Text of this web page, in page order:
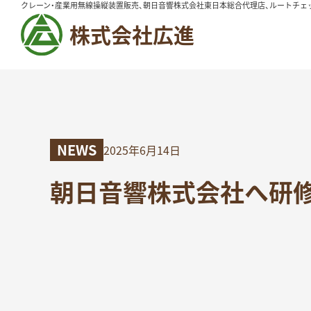
クレーン・産業用無線操縦装置販売、朝日音響株式会社東日本総合代理店、ルートチェ
株式会社広進
NEWS 2025年6月14日
朝日音響株式会社へ研